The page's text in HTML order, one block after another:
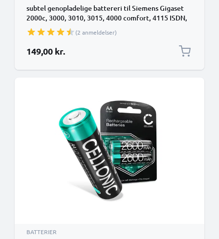
subtel genopladelige battereri til Siemens Gigaset
2000c, 3000, 3010, 3015, 4000 comfort, 4115 ISDN,
4170, 4175 - 2600mAh - udskift dit mobilbatteri
(2 anmeldelser)
149,00 kr.
BATTERIER